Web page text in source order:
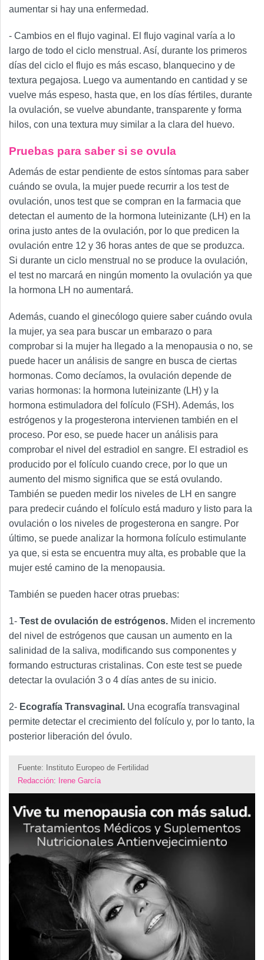
aumentar si hay una enfermedad.
- Cambios en el flujo vaginal. El flujo vaginal varía a lo
largo de todo el ciclo menstrual. Así, durante los primeros
días del ciclo el flujo es más escaso, blanquecino y de
textura pegajosa. Luego va aumentando en cantidad y se
vuelve más espeso, hasta que, en los días fértiles, durante
la ovulación, se vuelve abundante, transparente y forma
hilos, con una textura muy similar a la clara del huevo.
Pruebas para saber si se ovula
Además de estar pendiente de estos síntomas para saber
cuándo se ovula, la mujer puede recurrir a los test de
ovulación, unos test que se compran en la farmacia que
detectan el aumento de la hormona luteinizante (LH) en la
orina justo antes de la ovulación, por lo que predicen la
ovulación entre 12 y 36 horas antes de que se produzca.
Si durante un ciclo menstrual no se produce la ovulación,
el test no marcará en ningún momento la ovulación ya que
la hormona LH no aumentará.
Además, cuando el ginecólogo quiere saber cuándo ovula
la mujer, ya sea para buscar un embarazo o para
comprobar si la mujer ha llegado a la menopausia o no, se
puede hacer un análisis de sangre en busca de ciertas
hormonas. Como decíamos, la ovulación depende de
varias hormonas: la hormona luteinizante (LH) y la
hormona estimuladora del folículo (FSH). Además, los
estrógenos y la progesterona intervienen también en el
proceso. Por eso, se puede hacer un análisis para
comprobar el nivel del estradiol en sangre. El estradiol es
producido por el folículo cuando crece, por lo que un
aumento del mismo significa que se está ovulando.
También se pueden medir los niveles de LH en sangre
para predecir cuándo el folículo está maduro y listo para la
ovulación o los niveles de progesterona en sangre. Por
último, se puede analizar la hormona folículo estimulante
ya que, si esta se encuentra muy alta, es probable que la
mujer esté camino de la menopausia.
También se pueden hacer otras pruebas:
1- Test de ovulación de estrógenos. Miden el incremento
del nivel de estrógenos que causan un aumento en la
salinidad de la saliva, modificando sus componentes y
formando estructuras cristalinas. Con este test se puede
detectar la ovulación 3 o 4 días antes de su inicio.
2- Ecografía Transvaginal. Una ecografía transvaginal
permite detectar el crecimiento del folículo y, por lo tanto, la
posterior liberación del óvulo.
Fuente: Instituto Europeo de Fertilidad
Redacción: Irene García